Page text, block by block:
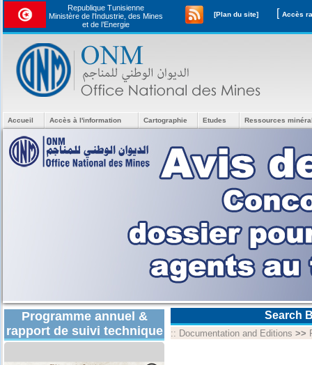
Republique Tunisienne
Ministère de l'Industrie, des Mines
et de l’Energie
[Plan du site] [
Accueil Accès à l'information Cartographie Etudes Ressources
Programme annuel &
rapport de suivi technique
Search
:: Documentation and Editions >>